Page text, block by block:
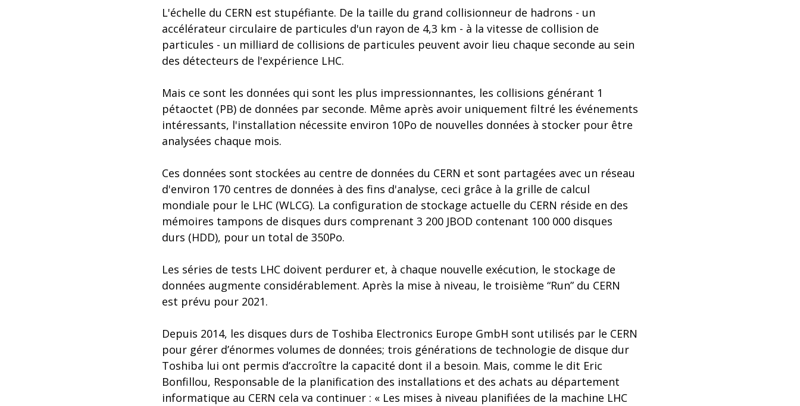
L'échelle du CERN est stupéfiante. De la taille du grand collisionneur de hadrons - un
accélérateur circulaire de particules d'un rayon de 4,3 km - à la vitesse de collision de
particules - un milliard de collisions de particules peuvent avoir lieu chaque seconde au sein
des détecteurs de l'expérience LHC.
Mais ce sont les données qui sont les plus impressionnantes, les collisions générant 1
pétaoctet (PB) de données par seconde. Même après avoir uniquement filtré les événements
intéressants, l'installation nécessite environ 10Po de nouvelles données à stocker pour être
analysées chaque mois.
Ces données sont stockées au centre de données du CERN et sont partagées avec un réseau
d'environ 170 centres de données à des fins d'analyse, ceci grâce à la grille de calcul
mondiale pour le LHC (WLCG). La configuration de stockage actuelle du CERN réside en des
mémoires tampons de disques durs comprenant 3 200 JBOD contenant 100 000 disques
durs (HDD), pour un total de 350Po.
Les séries de tests LHC doivent perdurer et, à chaque nouvelle exécution, le stockage de
données augmente considérablement. Après la mise à niveau, le troisième “Run” du CERN
est prévu pour 2021.
Depuis 2014, les disques durs de Toshiba Electronics Europe GmbH sont utilisés par le CERN
pour gérer d’énormes volumes de données; trois générations de technologie de disque dur
Toshiba lui ont permis d’accroître la capacité dont il a besoin. Mais, comme le dit Eric
Bonfillou, Responsable de la planification des installations et des achats au département
informatique au CERN cela va continuer : « Les mises à niveau planifiées de la machine LHC